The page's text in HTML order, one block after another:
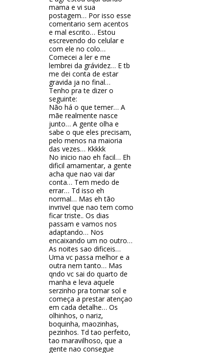
mama e vi sua
postagem… Por isso esse
comentario sem acentos
e mal escrito… Estou
escrevendo do celular e
com ele no colo…
Comecei a ler e me
lembrei da grávidez… E tb
me dei conta de estar
gravida ja no final…
Tenho pra te dizer o
seguinte:
Não há o que temer… A
mãe realmente nasce
junto… A gente olha e
sabe o que eles precisam,
pelo menos na maioria
das vezes… Kkkkk
No inicio nao eh facil… Eh
dificil amamentar, a gente
acha que nao vai dar
conta… Tem medo de
errar… Td isso eh
normal… Mas eh tão
invrivel que nao tem como
ficar triste.. Os dias
passam e vamos nos
adaptando… Nos
encaixando um no outro…
As noites sao dificeis…
Uma vc passa melhor e a
outra nem tanto… Mas
qndo vc sai do quarto de
manha e leva aquele
serzinho pra tomar sol e
começa a prestar atençao
em cada detalhe… Os
olhinhos, o nariz,
boquinha, maozinhas,
pezinhos. Td tao perfeito,
tao maravilhoso, que a
gente nao consegue